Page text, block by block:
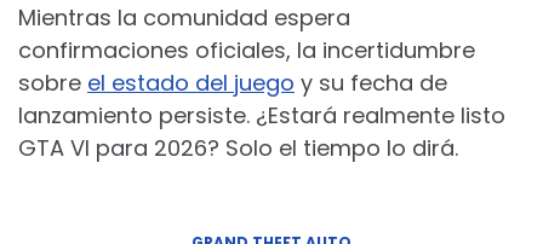
Mientras la comunidad espera
confirmaciones oficiales, la incertidumbre
sobre el estado del juego y su fecha de
lanzamiento persiste. ¿Estará realmente listo
GTA VI para 2026? Solo el tiempo lo dirá.